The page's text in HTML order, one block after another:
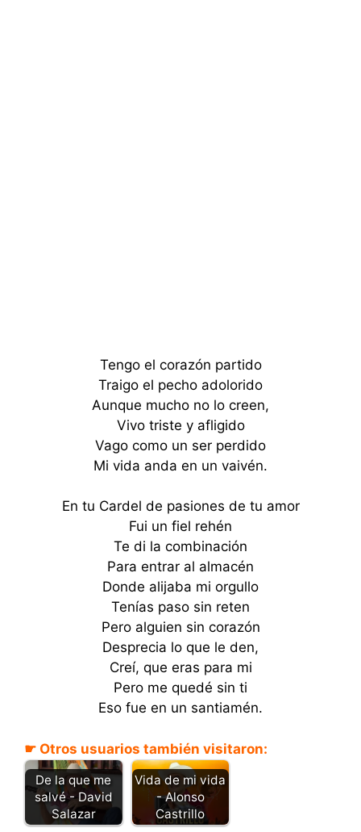
Tengo el corazón partido
Traigo el pecho adolorido
Aunque mucho no lo creen,
Vivo triste y afligido
Vago como un ser perdido
Mi vida anda en un vaivén.
En tu Cardel de pasiones de tu amor
Fui un fiel rehén
Te di la combinación
Para entrar al almacén
Donde alijaba mi orgullo
Tenías paso sin reten
Pero alguien sin corazón
Desprecia lo que le den,
Creí, que eras para mi
Pero me quedé sin ti
Eso fue en un santiamén.
☛ Otros usuarios también visitaron:
De la que me
salvé - David
Salazar
Vida de mi vida
- Alonso
Castrillo